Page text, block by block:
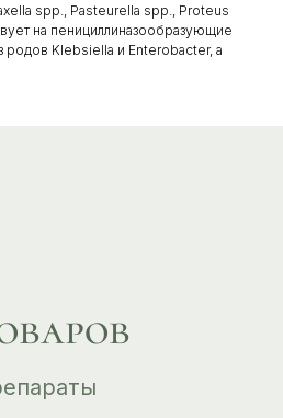
spp., Pasteurella spp., Proteus
на пенициллиназообразующие
Klebsiella и Enterobacter, а
дератизация